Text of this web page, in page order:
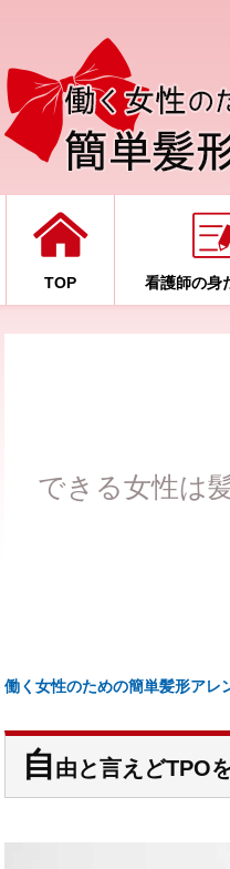
TOP 看護師の身
できる女性は
働く女性のための簡単髪形アレ
自由と言えどTPO